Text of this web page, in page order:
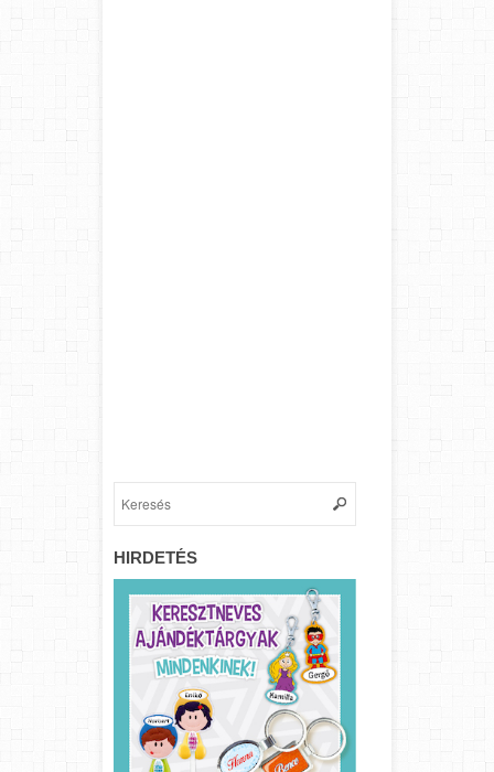
HIRDETÉS